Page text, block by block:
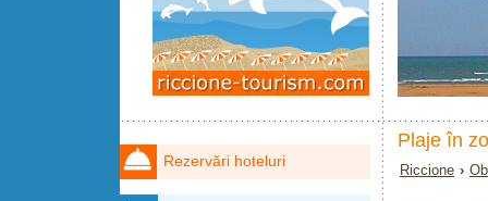
Plaje în
Riccione ›
Rezervări hoteluri